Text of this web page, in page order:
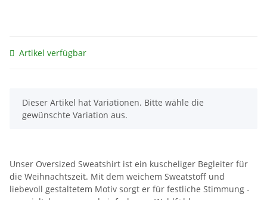
Artikel verfügbar
x
Dieser Artikel hat Variationen. Bitte wähle die
gewünschte Variation aus.
Unser Oversized Sweatshirt ist ein kuscheliger Begleiter für
die Weihnachtszeit. Mit dem weichem Sweatstoff und
liebevoll gestaltetem Motiv sorgt er für festliche Stimmung -